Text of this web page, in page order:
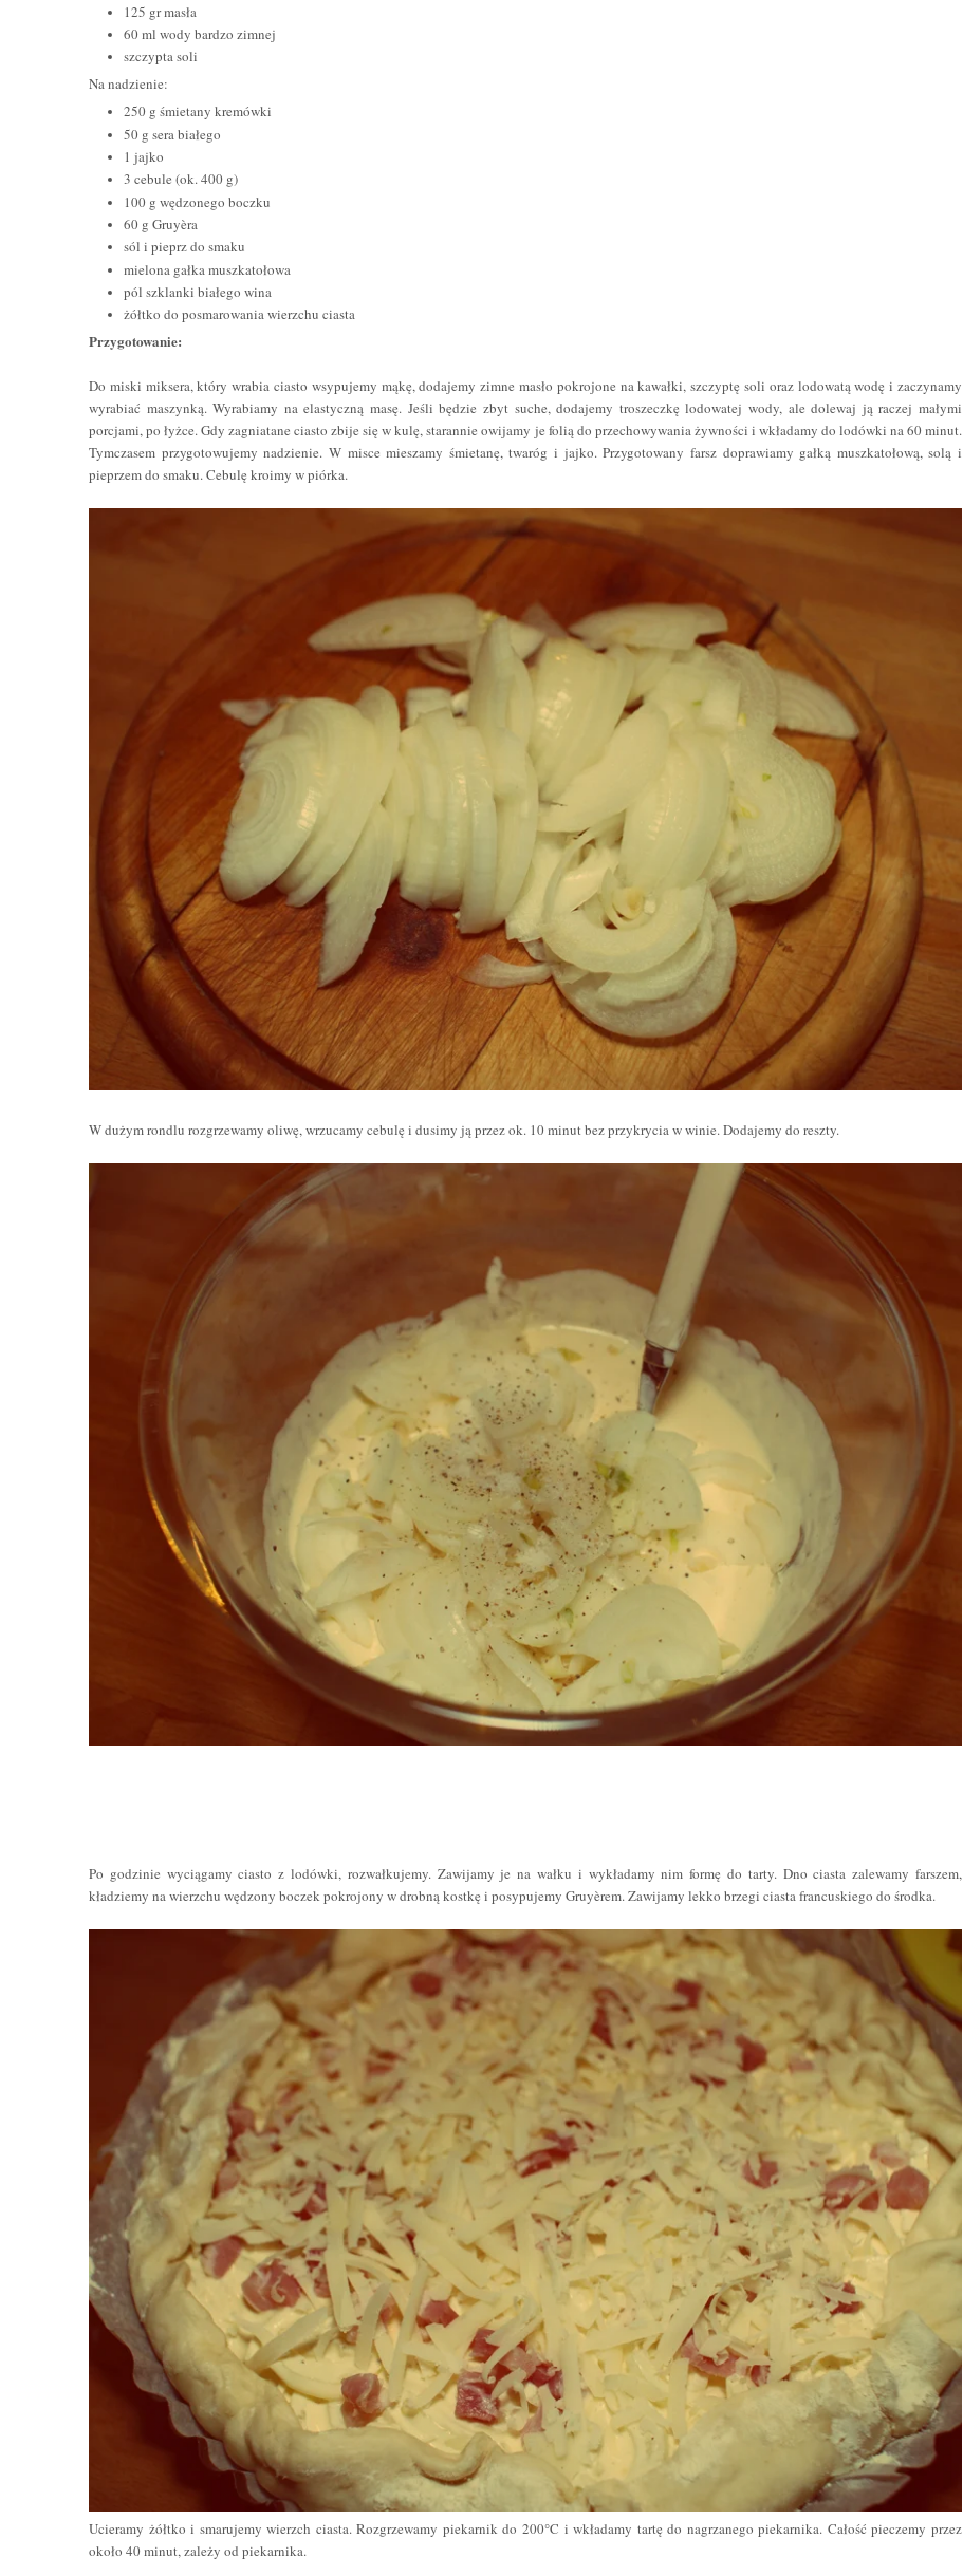
125 gr masła
60 ml wody bardzo zimnej
szczypta soli
Na nadzienie:
250 g śmietany kremówki
50 g serabiałego
1 jajko
3 cebule (ok. 400 g)
100 g wędzonego boczku
60 g Gruyèra
sól i pieprzdo smaku
mielona gałka muszkatołowa
pól szklanki białego wina
żółtko do posmarowania wierzchu ciasta
Przygotowanie:
Do miski miksera, który wrabia ciasto wsypujemy mąkę, dodajemy zimne masło pokrojone na kawałki, szczyptę soli oraz lodowatą wodę i zaczynamy
wyrabiać maszynką. Wyrabiamy na elastyczną masę. Jeśli będzie zbyt suche, dodajemy troszeczkę lodowatej wody, ale dolewaj ją raczej małymi
porcjami, po łyżce. Gdy zagniatane ciasto zbije się w kulę, starannie owijamy je folią do przechowywania żywności i wkładamy do lodówki na 60 minut.
Tymczasem przygotowujemy nadzienie. W misce mieszamy śmietanę, twaróg i jajko. Przygotowany farsz doprawiamy gałką muszkatołową, solą i
pieprzem do smaku. Cebulę kroimy w piórka.
W dużym rondlu rozgrzewamy oliwę, wrzucamy cebulę i dusimy ją przez ok. 10 minut bez przykrycia w winie. Dodajemy do reszty.
Po godzinie wyciągamy ciasto z lodówki, rozwałkujemy. Zawijamy je na wałku i wykładamy nim formę do tarty. Dno ciasta zalewamy farszem,
kładziemy na wierzchu wędzony boczek pokrojony w drobną kostkę i posypujemy Gruyèrem. Zawijamy lekko brzegi ciasta francuskiego do środka.
Ucieramy żółtko i smarujemy wierzch ciasta. Rozgrzewamy piekarnik do 200°C i wkładamy tartę do nagrzanego piekarnika. Całość pieczemy przez
około 40 minut, zależy od piekarnika.